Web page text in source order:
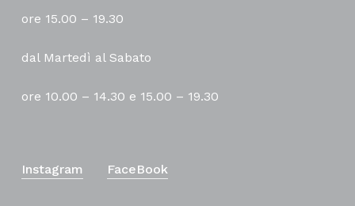
ore 15.00 – 19.30
dal Martedì al Sabato
ore 10.00 – 14.30 e 15.00 – 19.30
Instagram FaceBook